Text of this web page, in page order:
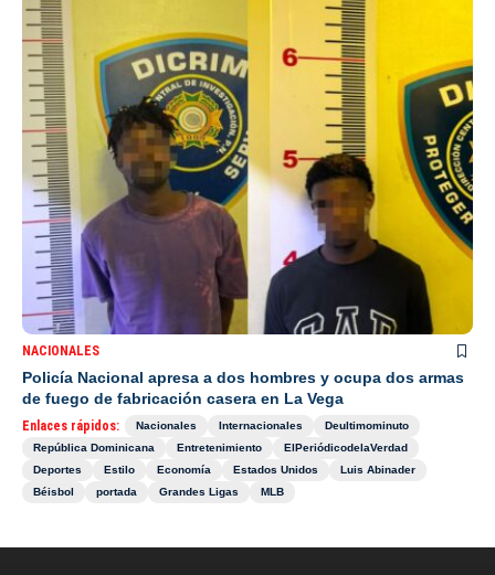
NACIONALES
Policía Nacional apresa a dos hombres y ocupa dos armas
de fuego de fabricación casera en La Vega
Enlaces rápidos: Nacionales Internacionales
Deultimominuto
República Dominicana
Entretenimiento
ElPeriódicodelaVerdad
Deportes
Estilo Economía Estados Unidos
Luis Abinader
Béisbol
portada Grandes Ligas MLB